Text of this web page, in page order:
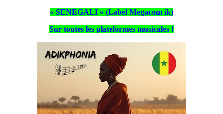
« SENEGALI » (Label Megacom ik)
Sur toutes les plateformes musicales !